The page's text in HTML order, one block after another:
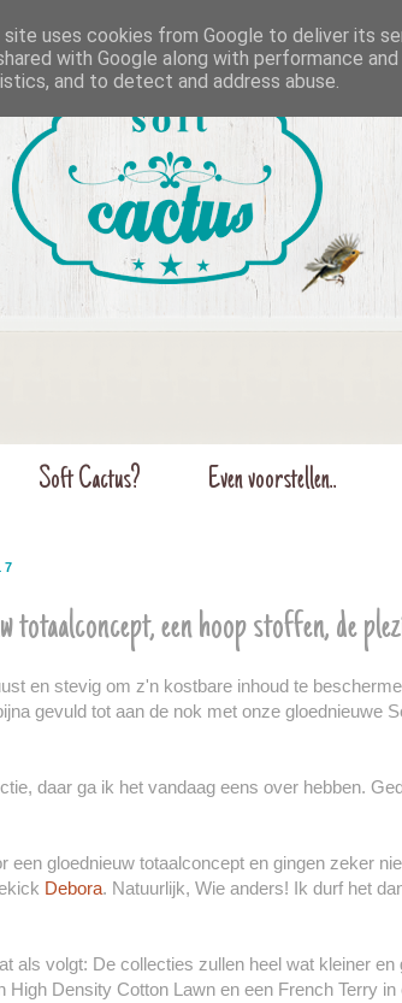
Soft Cactus? Even voorstellen..
totaalconcept, een hoop stoffen, de
en stevig om z'n kostbare inhoud te
gevuld tot aan de nok met onze
daar ga ik het vandaag eens over hebben.
een gloednieuw totaalconcept en gingen zeker
Debora. Natuurlijk, Wie anders! Ik durf het
als volgt: De collecties zullen heel wat kleiner
High Density Cotton Lawn en een French Terry
site uses cookies from Google to deliver its
with Google along with performance
and to detect and address abuse.